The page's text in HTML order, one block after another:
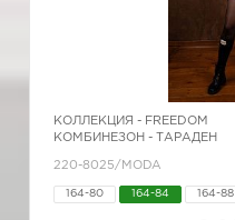
КОЛЛЕКЦИЯ - FREEDOM
КОМБИНЕЗОН - ТАРАДЕН
220-8025/MODA
164-80 164-84 164-88